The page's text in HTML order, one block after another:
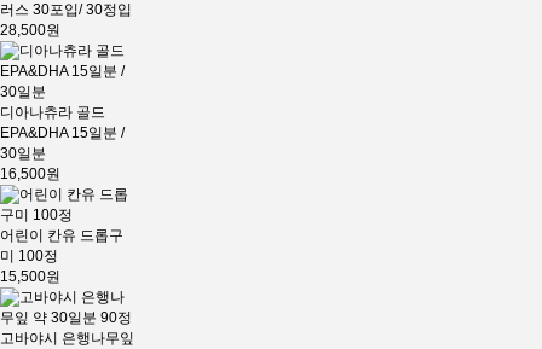
러스 30포입/ 30정입
28,500원
디아나츄라 골드
EPA&DHA 15일분 /
30일분
16,500원
어린이 칸유 드롭구
미 100정
15,500원
고바야시 은행나무잎